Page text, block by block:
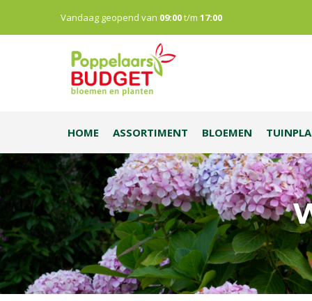
Vandaag geopend van 09:00t/m 17:00
HOME ASSORTIMENT BLOEMEN